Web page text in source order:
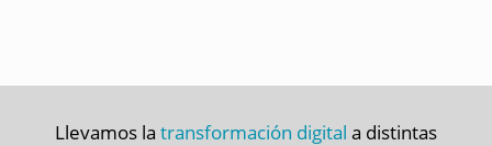
Llevamos la transformación digital a distintas